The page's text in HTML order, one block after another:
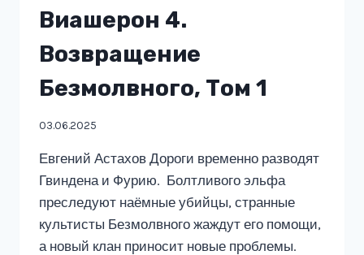
Виашерон 4.
Возвращение
Безмолвного, Том 1
03.06.2025
Евгений Астахов Дороги временно разводят
Гвиндена и Фурию. Болтливого эльфа
преследуют наёмные убийцы, странные
культисты Безмолвного жаждут его помощи,
а новый клан приносит новые проблемы.